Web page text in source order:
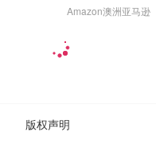
Amazon澳洲亚马逊
版权声明